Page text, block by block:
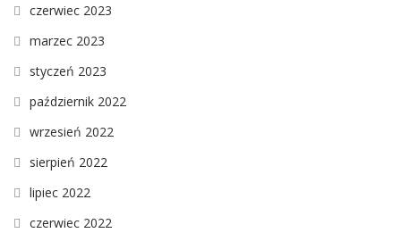
czerwiec 2023
marzec 2023
styczeń 2023
październik 2022
wrzesień 2022
sierpień 2022
lipiec 2022
czerwiec 2022